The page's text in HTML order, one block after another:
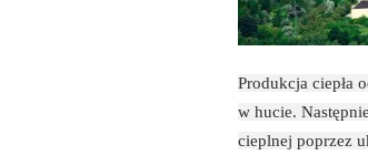
Produkcja ciepła
w hucie.
cieplnej poprzez